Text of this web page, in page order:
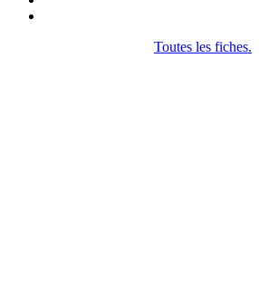
Toutes les fiches.